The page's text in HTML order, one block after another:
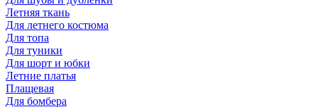
Летняя ткань
Для летнего костюма
Для топа
Для туники
Для шорт и юбки
Летние платья
Плащевая
Для бомбера